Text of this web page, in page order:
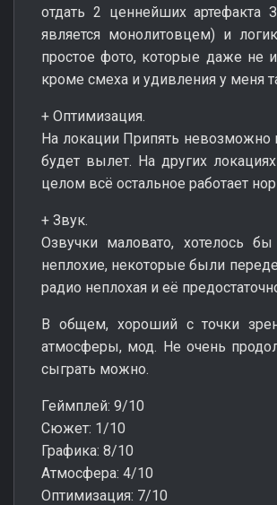
отдать 2 ценнейших
является монолитовцем) и
простое фото, которые даже не
кроме смеха и удивления у меня
+ Оптимизация.
На локации Припять невозможно
будет вылет. На других
целом всё остальное работает
+ Звук.
Озвучки маловато, хотелось
неплохие, некоторые были
радио неплохая и её
В общем, хороший с точки
атмосферы, мод. Не очень
сыграть можно.
Геймплей: 9/10
Сюжет: 1/10
Графика: 8/10
Атмосфера: 4/10
Оптимизация: 7/10